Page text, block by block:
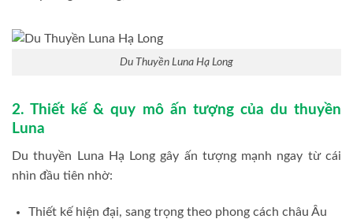
Du Thuyền Luna Hạ Long
2. Thiết kế & quy mô ấn tượng của du thuyền
Luna
Du thuyền Luna Hạ Long gây ấn tượng mạnh ngay từ cái
nhìn đầu tiên nhờ:
Thiết kế hiện đại, sang trọng theo phong cách châu Âu